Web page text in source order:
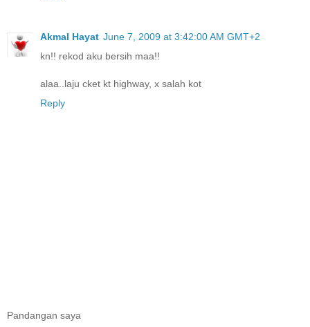
Akmal Hayat June 7, 2009 at 3:42:00 AM GMT+2
kn!! rekod aku bersih maa!!
alaa..laju cket kt highway, x salah kot
Reply
Pandangan saya